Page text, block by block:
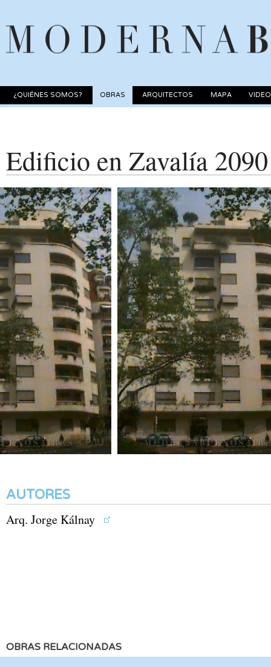
¿QUIÉNES SOMOS? OBRAS ARQUITECTOS MAPA
Edificio en Zavalía 2090
AUTORES
Arq. Jorge Kálnay
OBRAS RELACIONADAS